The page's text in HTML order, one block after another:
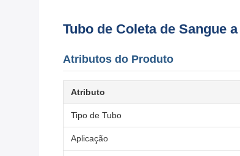
Tubo de Coleta de Sangue
Atributos do Produto
Atributo
Tipo de Tubo
Aplicação